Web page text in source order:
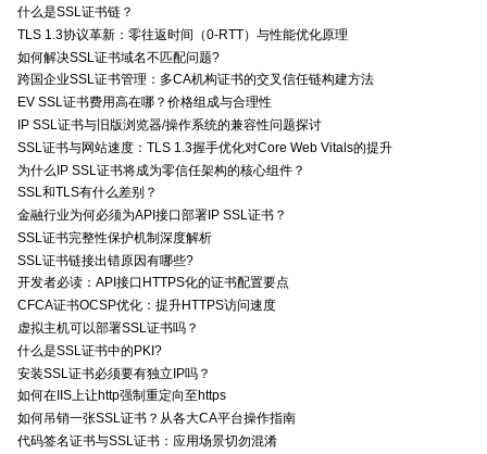
什么是SSL证书链？
TLS 1.3协议革新：零往返时间（0-RTT）与性能优化原理
如何解决SSL证书域名不匹配问题?
跨国企业SSL证书管理：多CA机构证书的交叉信任链构建方法
EV SSL证书费用高在哪？价格组成与合理性
IP SSL证书与旧版浏览器/操作系统的兼容性问题探讨
SSL证书与网站速度：TLS 1.3握手优化对Core Web Vitals的提升
为什么IP SSL证书将成为零信任架构的核心组件？
SSL和TLS有什么差别？
金融行业为何必须为API接口部署IP SSL证书？
SSL证书完整性保护机制深度解析
SSL证书链接出错原因有哪些?
开发者必读：API接口HTTPS化的证书配置要点
CFCA证书OCSP优化：提升HTTPS访问速度
虚拟主机可以部署SSL证书吗？
什么是SSL证书中的PKI?
安装SSL证书必须要有独立IP吗？
如何在IIS上让http强制重定向至https
如何吊销一张SSL证书？从各大CA平台操作指南
代码签名证书与SSL证书：应用场景切勿混淆